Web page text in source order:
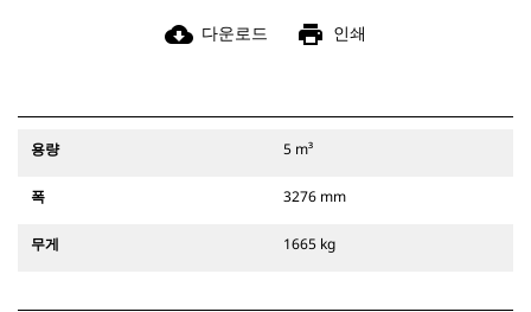
cloud_download 다운로드 print 인쇄
용량 5 m³
폭 3276 mm
무게 1665 kg